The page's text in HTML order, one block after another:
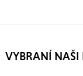
VYBRANÍ NAŠI